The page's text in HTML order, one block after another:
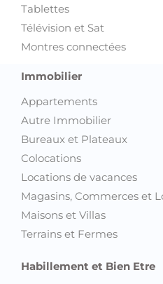
Tablettes
Télévision et Sat
Montres connectées
Immobilier
Appartements
Autre Immobilier
Bureaux et Plateaux
Colocations
Locations de vacances
Magasins, Commerces et
Maisons et Villas
Terrains et Fermes
Habillement et Bien Etre